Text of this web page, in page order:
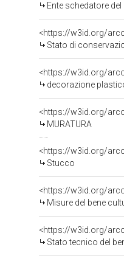
Ente schedatore
<https://w3id.org/
Stato di
<https://w3id.org/
decorazione
<https://w3id.org/
MURATURA
<https://w3id.org/
Stucco
<https://w3id.org/
Misure del bene
<https://w3id.org/
Stato tecnico del